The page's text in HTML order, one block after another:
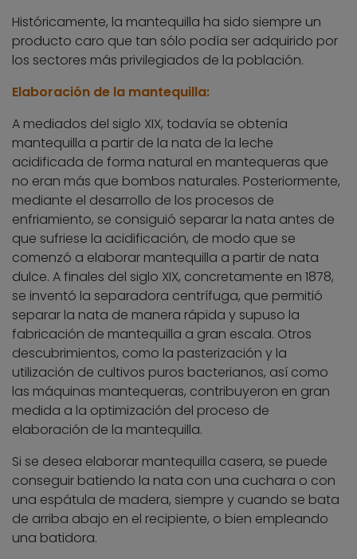
Históricamente, la mantequilla ha sido siempre un
producto caro que tan sólo podía ser adquirido por
los sectores más privilegiados de la población.
Elaboración de la mantequilla:
A mediados del siglo XIX, todavía se obtenía
mantequilla a partir de la nata de la leche
acidificada de forma natural en mantequeras que
no eran más que bombos naturales. Posteriormente,
mediante el desarrollo de los procesos de
enfriamiento, se consiguió separar la nata antes de
que sufriese la acidificación, de modo que se
comenzó a elaborar mantequilla a partir de nata
dulce. A finales del siglo XIX, concretamente en 1878,
se inventó la separadora centrífuga, que permitió
separar la nata de manera rápida y supuso la
fabricación de mantequilla a gran escala. Otros
descubrimientos, como la pasterización y la
utilización de cultivos puros bacterianos, así como
las máquinas mantequeras, contribuyeron en gran
medida a la optimización del proceso de
elaboración de la mantequilla.
Si se desea elaborar mantequilla casera, se puede
conseguir batiendo la nata con una cuchara o con
una espátula de madera, siempre y cuando se bata
de arriba abajo en el recipiente, o bien empleando
una batidora.